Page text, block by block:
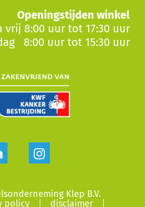
Openingstijden winkel
vrij 8:00 uur tot 17:30 uur
8:00 uur tot 15:30 uur
Klep B.V.
policy
disclaimer